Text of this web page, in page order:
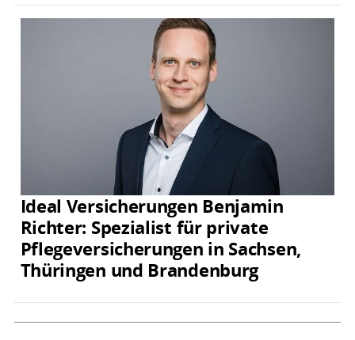
Ideal Versicherungen Benjamin
Richter: Spezialist für private
Pflegeversicherungen in Sachsen,
Thüringen und Brandenburg